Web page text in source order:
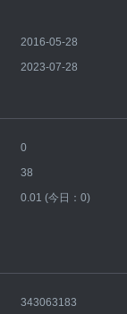
2016-05-28
2023-07-28
0
38
0.01 (今日：0)
343063183